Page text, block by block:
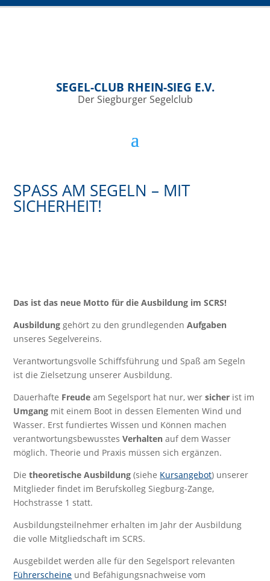
SEGEL-CLUB RHEIN-SIEG E.V.
Der Siegburger Segelclub
SPASS AM SEGELN – MIT S
ICHERHEIT!
Das ist das neue Motto für die Ausbildung im SCRS!
Ausbildung gehört zu den grundlegendenAufgaben
unseres Segelvereins.
Verantwortungsvolle Schiffsführung und Spaß am Segeln
ist die Zielsetzung unserer Ausbildung.
Dauerhafte Freude am Segelsport hat nur, wersicher ist im
Umgang mit einem Boot in dessen Elementen Wind und
Wasser. Erst fundiertes Wissen und Können machen
verantwortungsbewusstesVerhalten auf dem Wasser
möglich. Theorie und Praxis müssen sich ergänzen.
Dietheoretische Ausbildung (siehe Kursangebot) unserer
Mitglieder findet im Berufskolleg Siegburg-Zange,
Hochstrasse 1 statt.
Ausbildungsteilnehmer erhalten im Jahr der Ausbildung
die volle Mitgliedschaft im SCRS.
Ausgebildet werden alle für den Segelsport relevanten
Führerscheine und Befähigungsnachweise vom